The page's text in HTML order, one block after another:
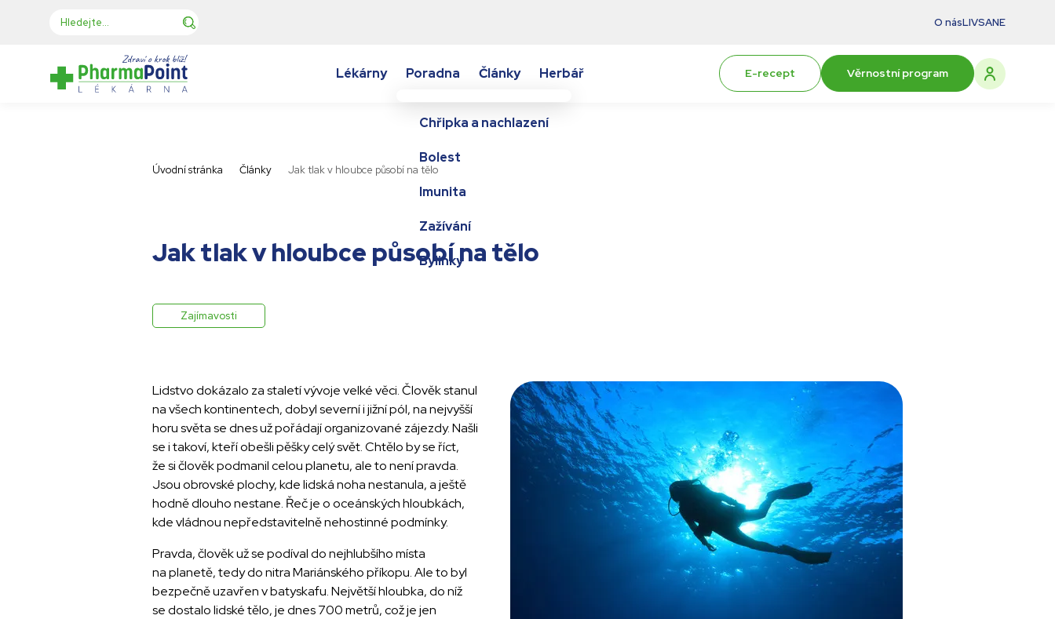
O násLIVSANE
Lékárny Poradna
Chřipka a nachlazení
Bolest
Imunita
Zažívání
Bylinky
Články Herbář E-recept Věrnostní program
Úvodní stránka Články Jak tlak v hloubce působí na tělo
Jak tlak v hloubce působí na tělo
Zajímavosti
Lidstvo dokázalo za staletí vývoje velké věci. Člověk stanul
na všech kontinentech, dobyl severní i jižní pól, na nejvyšší
horu světa se dnes už pořádají organizované zájezdy. Našli
se i takoví, kteří obešli pěšky celý svět. Chtělo by se říct,
že si člověk podmanil celou planetu, ale to není pravda.
Jsou obrovské plochy, kde lidská noha nestanula, a ještě
hodně dlouho nestane. Řeč je o oceánských hloubkách,
kde vládnou nepředstavitelně nehostinné podmínky.
Pravda, člověk už se podíval do nejhlubšího místa
na planetě, tedy do nitra Mariánského příkopu. Ale to byl
bezpečně uzavřen v batyskafu. Největší hloubka, do níž
se dostalo lidské tělo, je dnes 700 metrů, což je jen